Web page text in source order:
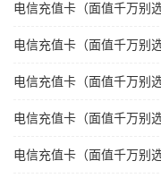
电信充值卡（面值千万别
电信充值卡（面值千万别
电信充值卡（面值千万别
电信充值卡（面值千万别
电信充值卡（面值千万别